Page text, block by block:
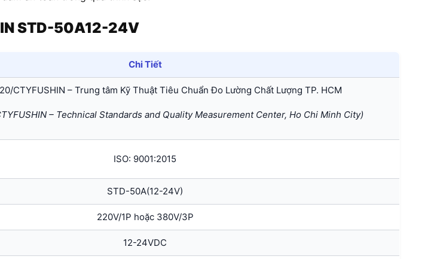
STD-50A12-24V
Chi Tiết
CTYFUSHIN – Trung tâm Kỹ Thuật Tiêu Chuẩn Đo Lường Chất Lượng TP. HCM
– Technical Standards and Quality Measurement Center, Ho Chi Minh City)
ISO: 9001:2015
STD-50A(12-24V)
220V/1P hoặc 380V/3P
12-24VDC